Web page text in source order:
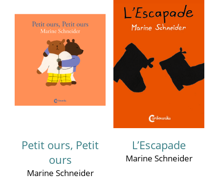
Petit ours, Petit
ours
Marine Schneider
L’Escapade
Marine Schneider